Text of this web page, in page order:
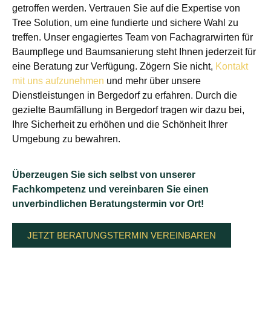
getroffen werden. Vertrauen Sie auf die Expertise von
Tree Solution, um eine fundierte und sichere Wahl zu
treffen. Unser engagiertes Team von Fachagrarwirten für
Baumpflege und Baumsanierung steht Ihnen jederzeit für
eine Beratung zur Verfügung. Zögern Sie nicht, Kontakt
mit uns aufzunehmen und mehr über unsere
Dienstleistungen in Bergedorf zu erfahren. Durch die
gezielte Baumfällung in Bergedorf tragen wir dazu bei,
Ihre Sicherheit zu erhöhen und die Schönheit Ihrer
Umgebung zu bewahren.
Überzeugen Sie sich selbst von unserer
Fachkompetenz und vereinbaren Sie einen
unverbindlichen Beratungstermin vor Ort!
JETZT BERATUNGSTERMIN VEREINBAREN